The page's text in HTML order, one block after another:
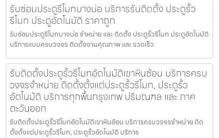
รับซ่อมประตูรีโมทบางบ่อ บริการรับติดตั้ง ประตูรั้ว
รีโมท ประตูอัตโนมัติ ราคาถูก
รับซ่อมประตูรีโมทบางบ่อ จำหน่าย และ ติดตั้ง ประตูรั้วรีโมท ประตูอัตโนมัติ
บริการแบบครบวงจร ติดตั้งงานคุณภาพ และ รวดเร็ว
รับติดตั้งประตูรั้วรีโมทอัตโนมัติเขาหินซ้อน บริการครบ
วงจรจำหน่าย ติดตั้งตั้งแต่ประตูรั้วรีโมท, ประตูรั้ว
อัตโนมัติ บริการทุกพื้นกรุงเทพ ปริมณฑล และ ภาค
ตะวันออก
รับติดตั้งประตูรั้วรีโมทอัตโนมัติเขาหินซ้อน บริการครบวงจรจำหน่าย ติด
ตั้งตั้งแต่ประตูรั้วรีโมท, ประตูรั้วอัตโนมัติ บริการ